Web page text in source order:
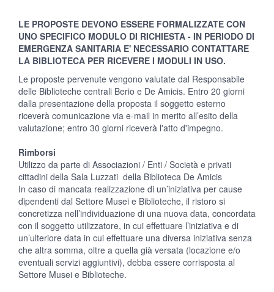
LE PROPOSTE DEVONO ESSERE FORMALIZZATE CON
UNO SPECIFICO MODULO DI RICHIESTA - IN PERIODO DI
EMERGENZA SANITARIA E' NECESSARIO CONTATTARE
LA BIBLIOTECA PER RICEVERE I MODULI IN USO.
Le proposte pervenute vengono valutate dal Responsabile
delle Biblioteche centrali Berio e De Amicis. Entro 20 giorni
dalla presentazione della proposta il soggetto esterno
riceverà comunicazione via e-mail in merito all’esito della
valutazione; entro 30 giorni riceverà l'atto d'impegno.
Rimborsi
Utilizzo da parte di Associazioni / Enti / Società e privati
cittadini della Sala Luzzati della Biblioteca De Amicis
In caso di mancata realizzazione di un’iniziativa per cause
dipendenti dal Settore Musei e Biblioteche, il ristoro si
concretizza nell’individuazione di una nuova data, concordata
con il soggetto utilizzatore, in cui effettuare l’iniziativa e di
un’ulteriore data in cui effettuare una diversa iniziativa senza
che altra somma, oltre a quella già versata (locazione e/o
eventuali servizi aggiuntivi), debba essere corrisposta al
Settore Musei e Biblioteche.